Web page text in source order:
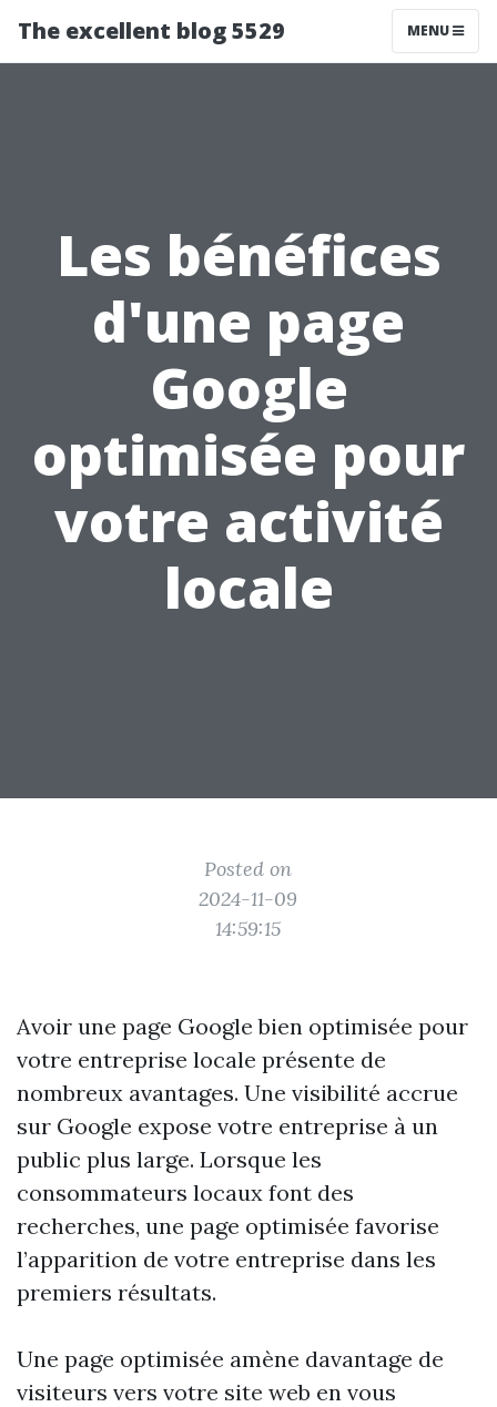
The excellent blog 5529 MENU
Les bénéfices
d'une page
Google
optimisée pour
votre activité
locale
Posted on
2024-11-09
14:59:15
Avoir une page Google bien optimisée pour
votre entreprise locale présente de
nombreux avantages. Une visibilité accrue
sur Google expose votre entreprise à un
public plus large. Lorsque les
consommateurs locaux font des
recherches, une page optimisée favorise
l’apparition de votre entreprise dans les
premiers résultats.
Une page optimisée amène davantage de
visiteurs vers votre site web en vous